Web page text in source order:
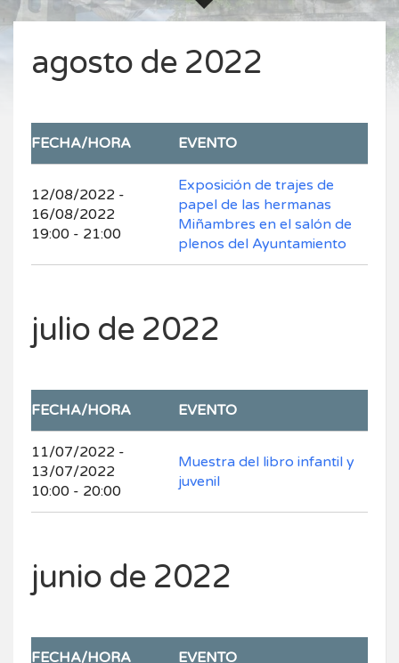
agosto de 2022
FECHA/HORA EVENTO
12/08/2022 -
16/08/2022
19:00 - 21:00
Exposición de trajes de
papel de las hermanas
Miñambres en el salón de
plenos del Ayuntamiento
julio de 2022
FECHA/HORA EVENTO
11/07/2022 -
13/07/2022
10:00 - 20:00
Muestra del libro infantil y
juvenil
junio de 2022
FECHA/HORA EVENTO